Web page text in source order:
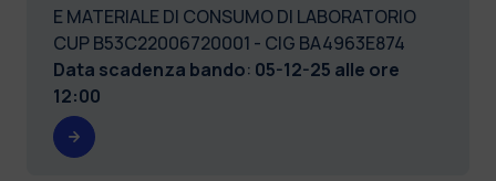
E MATERIALE DI CONSUMO DI LABORATORIO
CUP B53C22006720001 - CIG BA4963E874
Data scadenza bando: 05-12-25 alle ore
12:00